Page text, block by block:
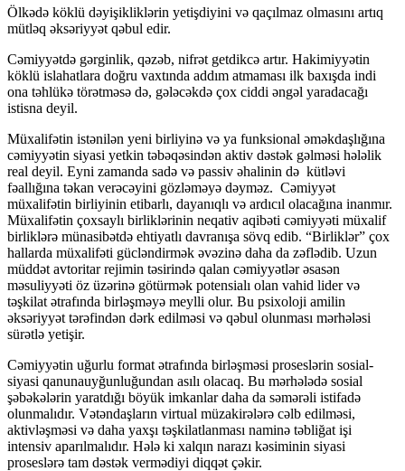
Ölkədə köklü dəyişikliklərin yetişdiyini və qaçılmaz olmasını artıq
mütləq əksəriyyət qəbul edir.
Cəmiyyətdə gərginlik, qəzəb, nifrət getdikcə artır. Hakimiyyətin
köklü islahatlara doğru vaxtında addım atmaması ilk baxışda indi
ona təhlükə törətməsə də, gələcəkdə çox ciddi əngəl yaradacağı
istisna deyil.
Müxalifətin istənilən yeni birliyinə və ya funksional əməkdaşlığına
cəmiyyətin siyasi yetkin təbəqəsindən aktiv dəstək gəlməsi hələlik
real deyil. Eyni zamanda sadə və passiv əhalinin də kütləvi
fəallığına təkan verəcəyini gözləməyə dəyməz. Cəmiyyət
müxalifətin birliyinin etibarlı, dayanıqlı və ardıcıl olacağına inanmır.
Müxalifətin çoxsaylı birliklərinin neqativ aqibəti cəmiyyəti müxalif
birliklərə münasibətdə ehtiyatlı davranışa sövq edib. “Birliklər” çox
hallarda müxalifəti gücləndirmək əvəzinə daha da zəflədib. Uzun
müddət avtoritar rejimin təsirində qalan cəmiyyətlər əsasən
məsuliyyəti öz üzərinə götürmək potensialı olan vahid lider və
təşkilat ətrafında birləşməyə meylli olur. Bu psixoloji amilin
əksəriyyət tərəfindən dərk edilməsi və qəbul olunması mərhələsi
sürətlə yetişir.
Cəmiyyətin uğurlu format ətrafında birləşməsi proseslərin sosial-
siyasi qanunauyğunluğundan asılı olacaq. Bu mərhələdə sosial
şəbəkələrin yaratdığı böyük imkanlar daha da səmərəli istifadə
olunmalıdır. Vətəndaşların virtual müzakirələrə cəlb edilməsi,
aktivləşməsi və daha yaxşı təşkilatlanması naminə təbliğat işi
intensiv aparılmalıdır. Hələ ki xalqın narazı kəsiminin siyasi
proseslərə tam dəstək vermədiyi diqqət çəkir.